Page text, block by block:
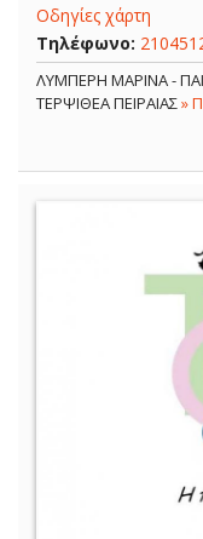
Οδηγίες χάρτη
Τηλέφωνο:
ΛΥΜΠΕΡΗ ΜΑΡΙΝΑ -
ΤΕΡΨΙΘΕΑ ΠΕΙΡΑΙΑΣ»